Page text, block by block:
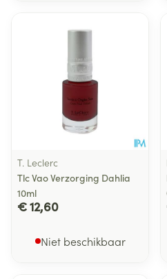
T. Leclerc
Tlc Vao Verzorging Dahlia
10ml
€ 12,60
Niet beschikbaar